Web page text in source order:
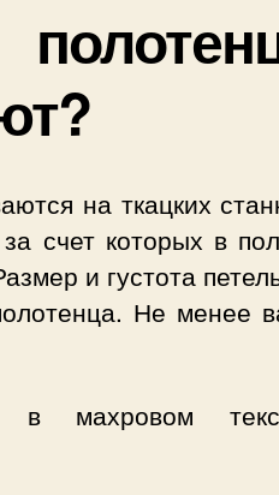
на ткацких
счет которых в
и густота
Не менее
в махровом